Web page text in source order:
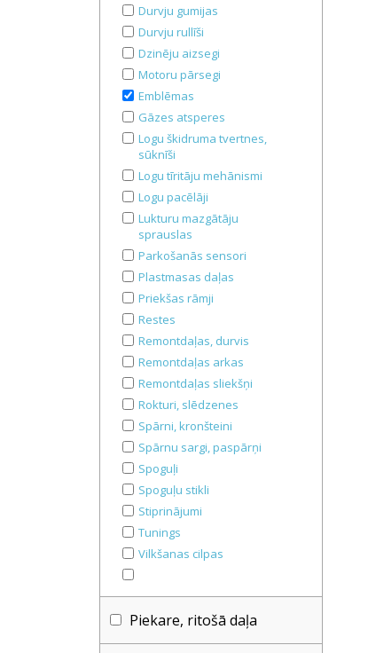
Durvju gumijas
Durvju rullīši
Dzinēju aizsegi
Motoru pārsegi
Emblēmas
Gāzes atsperes
Logu škidruma tvertnes,
sūknīši
Logu tīritāju mehānismi
Logu pacēlāji
Lukturu mazgātāju
sprauslas
Parkošanās sensori
Plastmasas daļas
Priekšas rāmji
Restes
Remontdaļas, durvis
Remontdaļas arkas
Remontdaļas sliekšņi
Rokturi, slēdzenes
Spārni, kronšteini
Spārnu sargi, paspārņi
Spoguļi
Spoguļu stikli
Stiprinājumi
Tunings
Vilkšanas cilpas
Piekare, ritošā daļa